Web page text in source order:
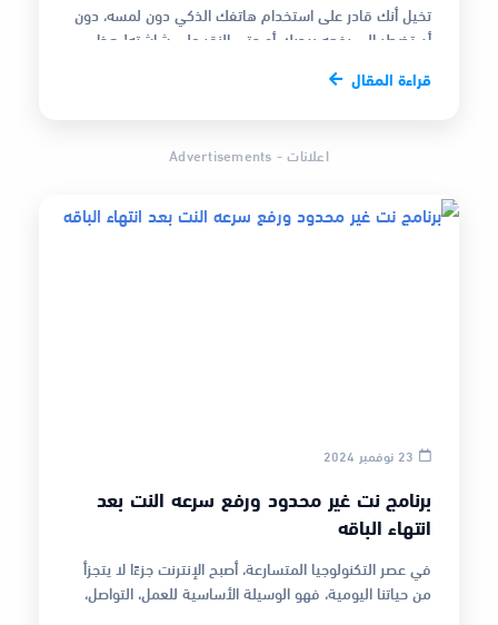
تخيل أنك قادر على استخدام هاتفك الذكي دون لمسه، دون
أن تضطر إلى رفعه بيديك أو حتى النقر على شاشته! هذا
قراءة المقال
اعلانات - Advertisements
23 نوفمبر 2024
برنامج نت غير محدود ورفع سرعه النت بعد
انتهاء الباقه
في عصر التكنولوجيا المتسارعة، أصبح الإنترنت جزءًا لا يتجزأ
من حياتنا اليومية، فهو الوسيلة الأساسية للعمل، التواصل،